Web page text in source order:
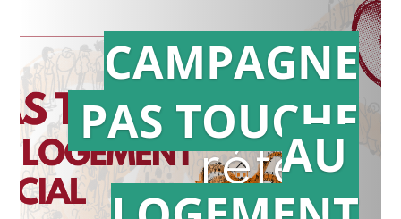
Action en
référé
CAMPAGNE
PAS TOUCHE
AU